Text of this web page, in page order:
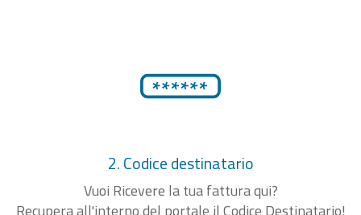
2. Codice destinatario
Vuoi Ricevere la tua fattura qui?
Recupera all'interno del portale il Codice Destinatario!